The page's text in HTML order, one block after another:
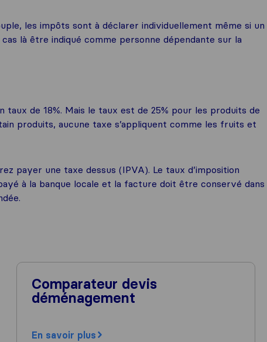
les impôts sont à déclarer individuellement même si un
là être indiqué comme personne dépendante sur la
de 18%. Mais le taux est de 25% pour les produits de
produits, aucune taxe s’appliquent comme les fruits et
payer une taxe dessus (IPVA). Le taux d’imposition
à la banque locale et la facture doit être conservé dans
Comparateur devis
déménagement
En savoir plus